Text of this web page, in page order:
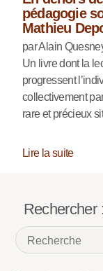
pédagogie
Mathieu
par Alain
Un livre dont la
progressent
collectivement
rare et précieux
Lire la suite
Rechercher :